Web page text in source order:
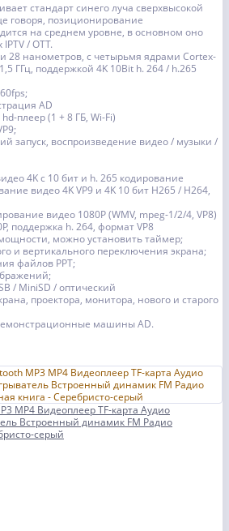
стандарт синего луча сверхвысокой
говоря, позиционирование
на среднем уровне, в основном оно
/ OTT.
28 нанометров, с четырьмя ядрами Cortex-
ГГц, поддержкой 4K 10Bit h. 264 / h.265
AD
плеер (1 + 8 ГБ, Wi-Fi)
запуск, воспроизведение видео / музыки /
4K с 10 бит и h. 265 кодирование
видео 4K VP9 и 4K 10 бит H265 / H264,
видео 1080P (WMV, mpeg-1/2/4, VP8)
поддержка h. 264, формат VP8
можно установить таймер;
и вертикального переключения экрана;
файлов PPT;
/ MiniSD / оптический
проектора, монитора, нового и старого
машины AD.
MP4 Видеоплеер TF-карта Аудио
Встроенный динамик FM Радио
серый